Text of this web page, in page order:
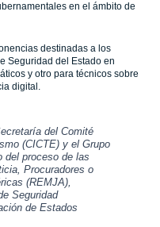
en el ámbito de
destinadas a los
Seguridad del Estado en
y otro para técnicos sobre
digital.
del Comité
(CICTE) y el Grupo
del proceso de las
Procuradores o
(REMJA),
Seguridad
de Estados